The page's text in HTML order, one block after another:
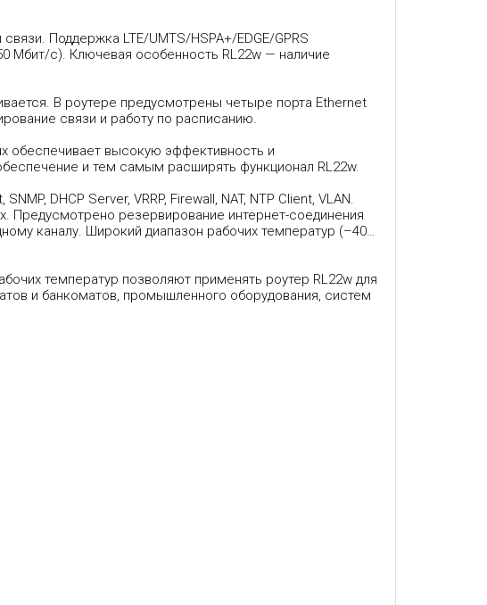
Поддержка LTE/UMTS/HSPA+/EDGE/GPRS
Мбит/с). Ключевая особенность RL22w — наличие
В роутере предусмотрены четыре порта Ethernet
связи и работу по расписанию.
обеспечивает высокую эффективность и
и тем самым расширять функционал RL22w.
DHCP Server, VRRP, Firewall, NAT, NTP Client, VLAN.
Предусмотрено резервирование интернет-соединения
каналу. Широкий диапазон рабочих температур (–40…
температур позволяют применять роутер RL22w для
и банкоматов, промышленного оборудования, систем